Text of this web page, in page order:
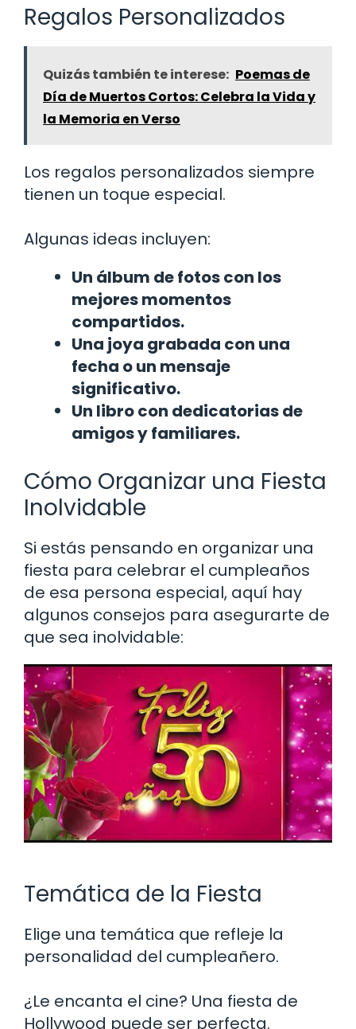
Regalos Personalizados
Quizás también te interese: Poemas de
Día de Muertos Cortos: Celebra la Vida y
la Memoria en Verso
Los regalos personalizados siempre
tienen un toque especial.
Algunas ideas incluyen:
Un álbum de fotos con los
mejores momentos
compartidos.
Una joya grabada con una
fecha o un mensaje
significativo.
Un libro con dedicatorias de
amigos y familiares.
Cómo Organizar una Fiesta
Inolvidable
Si estás pensando en organizar una
fiesta para celebrar el cumpleaños
de esa persona especial, aquí hay
algunos consejos para asegurarte de
que sea inolvidable:
Temática de la Fiesta
Elige una temática que refleje la
personalidad del cumpleañero.
¿Le encanta el cine? Una fiesta de
Hollywood puede ser perfecta.